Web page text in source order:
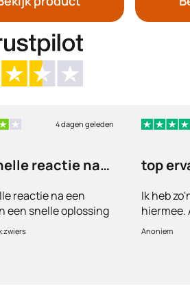
4 dagen geleden
reactie na
reactie na een
en een snelle oplossing
zwiers
top
Ik heb
hiermee.
vul ik
Anoniem